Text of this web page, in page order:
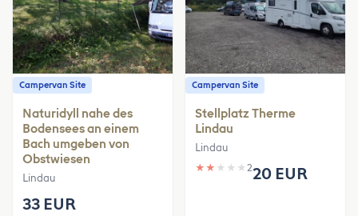
Campervan Site
Naturidyll nahe des
Bodensees an einem
Bach umgeben von
Obstwiesen
Lindau
33 EUR
Campervan Site
Stellplatz Therme
Lindau
Lindau
★ ★ ★ ★ ★ 220 EUR